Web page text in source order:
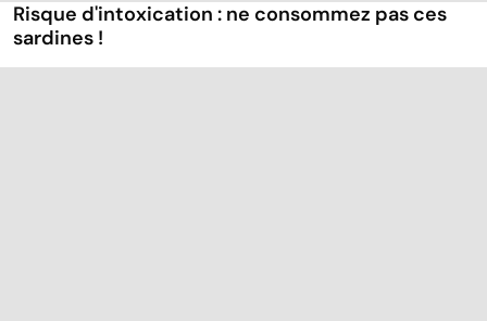
Risque d'intoxication : ne consommez pas ces
sardines !